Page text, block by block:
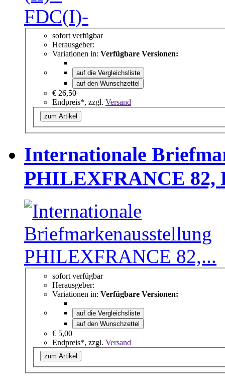
sofort verfügbar
Herausgeber:
Variationen in: Verfügbare Versionen:
auf die Vergleichsliste
auf den Wunschzettel
€ 26,50
Endpreis*, zzgl. Versand
zum Artikel
Internationale
PHILEXFRANCE 82,
sofort verfügbar
Herausgeber:
Variationen in: Verfügbare Versionen:
auf die Vergleichsliste
auf den Wunschzettel
€ 5,00
Endpreis*, zzgl. Versand
zum Artikel